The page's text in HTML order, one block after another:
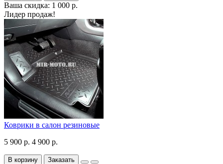
Ваша скидка: 1 000 р.
Лидер продаж!
Коврики в салон резиновые
5 900 р. 4 900 р.
В корзину Заказать